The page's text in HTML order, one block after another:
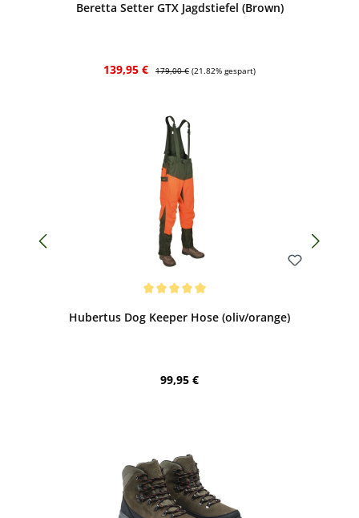
Beretta Setter GTX Jagdstiefel (Brown)
Verkaufspreis:
139,95 € Regulärer Preis:
179,00 € (21.82% gespart)
Hubertus Dog Keeper Hose (oliv/orange)
Regulärer Preis:
99,95 €